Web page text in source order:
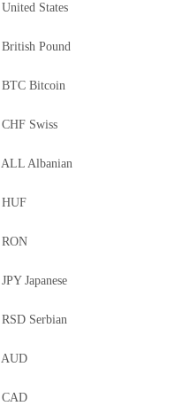
United States
British Pound
BTC Bitcoin
CHF Swiss
ALL Albanian
HUF
RON
JPY Japanese
RSD Serbian
AUD
CAD